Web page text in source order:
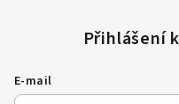
E-mail